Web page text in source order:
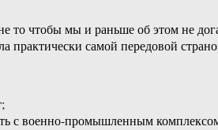
чтобы мы и раньше об этом не
практически самой передовой
с военно-промышленным